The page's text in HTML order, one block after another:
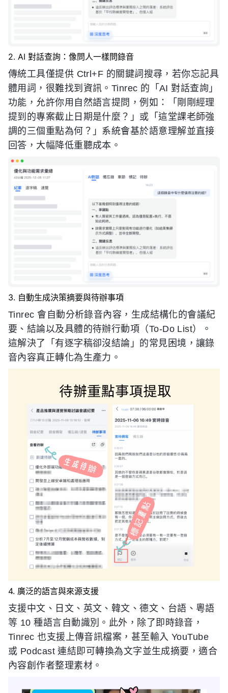
2. AI 對話查詢：像問人一樣問錄音
傳統工具僅提供 Ctrl+F 的關鍵詞搜尋，若你忘記具
體用詞，很難找到資訊。Tinrec 的「AI 對話查詢」
功能，允許你用自然語言提問，例如：「剛剛經理
提到的專案截止日期是什麼？」或「這堂課老師強
調的三個重點為何？」系統會基於語意理解並直接
回答，大幅降低重聽成本。
3. 自動生成決策摘要與待辦事項
Tinrec 會自動分析錄音內容，生成結構化的會議紀
要、結論以及具體的待辦行動項（To-Do List）。
這解決了「有逐字稿卻沒結論」的常見困境，讓錄
音內容真正轉化為生產力。
4. 廣泛的語言與來源支援
支援中文、日文、英文、韓文、德文、台語、粵語
等 10 種語言自動識別。此外，除了即時錄音，
Tinrec 也支援上傳音訊檔案，甚至輸入 YouTube
或 Podcast 連結即可轉換為文字並生成摘要，適合
內容創作者整理素材。